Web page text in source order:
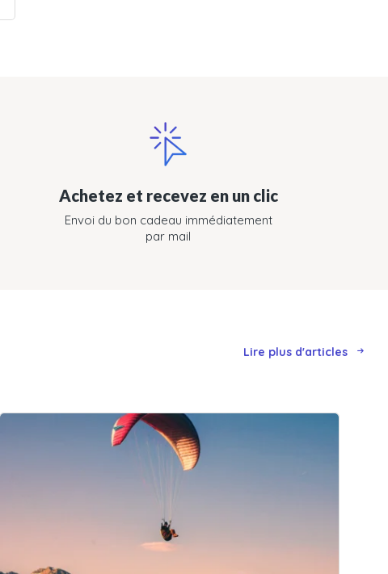
Achetez et recevez en un clic
Envoi du bon cadeau immédiatement
par mail
Lire plus d'articles